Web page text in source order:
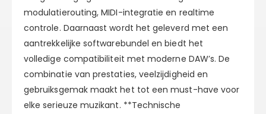
modulatierouting, MIDI-integratie en realtime
controle. Daarnaast wordt het geleverd met een
aantrekkelijke softwarebundel en biedt het
volledige compatibiliteit met moderne DAW’s. De
combinatie van prestaties, veelzijdigheid en
gebruiksgemak maakt het tot een must-have voor
elke serieuze muzikant. **Technische